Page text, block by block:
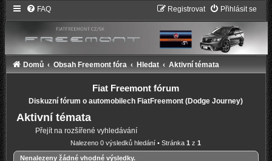
FAQ Přihlásit se
Registrovat
Domů Obsah Freemont fóra Hledat Aktivní témata
Fiat Freemont fórum
Diskuzní fórum o automobilech FiatFreemont (Dodge Journey)
Aktivní témata
Přejít na rozšířené vyhledávání
Nalezeno 0 výsledků hledání • Stránka1 z1
Nenalezeny žádné vhodné výsledky.